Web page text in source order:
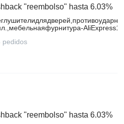
"reembolso" hasta 6.03%
AliExpress13
pedidos
"reembolso" hasta 6.03%